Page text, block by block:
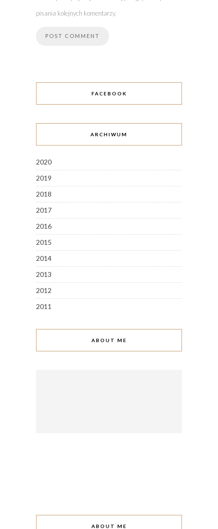
pisania kolejnych komentarzy.
FACEBOOK
ARCHIWUM
2020
2019
2018
2017
2016
2015
2014
2013
2012
2011
ABOUT ME
ABOUT ME